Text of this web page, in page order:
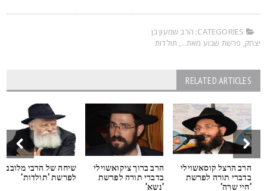
CATEGORIES:
הרב שמעון בן
,פרשת שבוע מאת...,תולדות
RELATED ARTICLES
הרב הרצל קוסאשוילי
בדברי תורה לפרשת
'חיי שרה'
הרב ברוך ציקואשוילי
בדברי תורה לפרשת
'נשא'
שיחה של הרבי מלובביץ
לפרשת 'תולדות'